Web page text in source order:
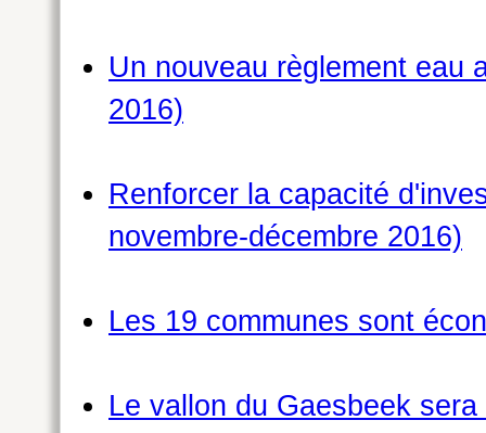
Un nouveau règlement eau
2016)
Renforcer la capacité
novembre-décembre 2016)
Les 19 communes sont
Le vallon du Gaesbeek